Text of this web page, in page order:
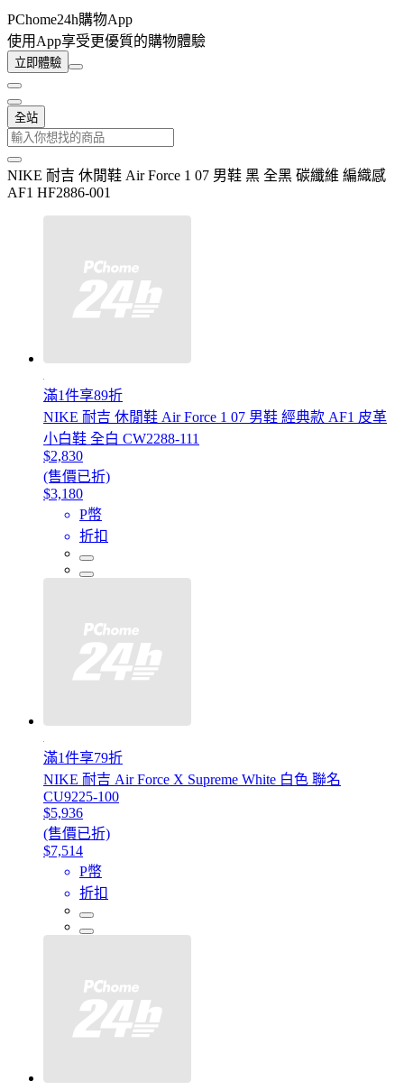
PChome24h購物App
使用App享受更優質的購物體驗
立即體驗
全站
NIKE 耐吉 休閒鞋 Air Force 1 07 男鞋 黑 全黑 碳纖維 編織感
AF1 HF2886-001
滿1件享89折
NIKE 耐吉 休閒鞋 Air Force 1 07 男鞋 經典款 AF1 皮革
小白鞋 全白 CW2288-111
$2,830
(售價已折)
$3,180
P幣
折扣
滿1件享79折
NIKE 耐吉 Air Force X Supreme White 白色 聯名
CU9225-100
$5,936
(售價已折)
$7,514
P幣
折扣